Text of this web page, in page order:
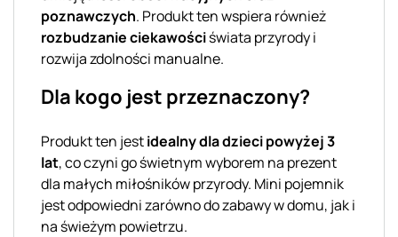
poznawczych. Produkt ten wspiera również
rozbudzanie ciekawościświata przyrody i
rozwija zdolności manualne.
Dla kogo jest przeznaczony?
Produkt ten jestidealny dla dzieci powyżej 3
lat, co czyni go świetnym wyborem na prezent
dla małych miłośników przyrody. Mini pojemnik
jest odpowiedni zarówno do zabawy w domu, jak i
na świeżym powietrzu.